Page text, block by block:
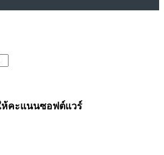
ห้คะแนนซอฟต์แวร์